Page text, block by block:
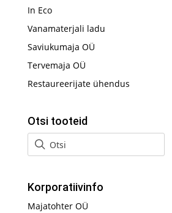
In Eco
Vanamaterjali ladu
Saviukumaja OÜ
Tervemaja OÜ
Restaureerijate ühendus
Otsi tooteid
Korporatiivinfo
Majatohter OÜ